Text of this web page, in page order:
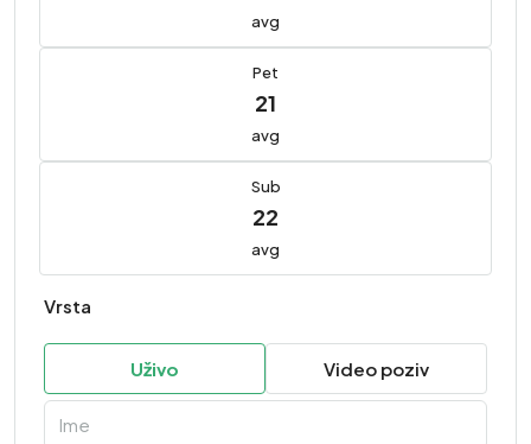
avg
Pet
21
avg
Sub
22
avg
Vrsta
Uživo Video poziv